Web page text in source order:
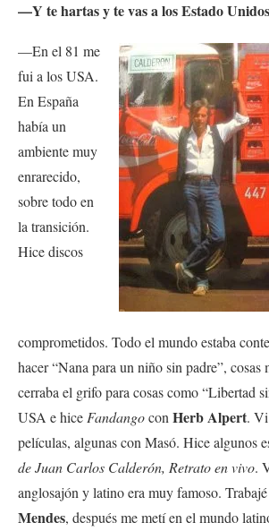
—Y te hartas y te vas a los Estado
—En el 81 me
fui a los USA.
En España
había un
ambiente muy
enrarecido,
sobre todo en
la transición.
Hice discos
comprometidos. Todo el mundo estaba
hacer “Nana para un niño sin padre”, cosas
cerraba el grifo para cosas como “Libertad
USA e hice Fandangocon Herb Alpert.
películas, algunas con Masó. Hice algunos
de Juan Carlos Calderón, Retrato en vivo.
anglosajón y latino era muy famoso.
Mendes, después me metí en el mundo